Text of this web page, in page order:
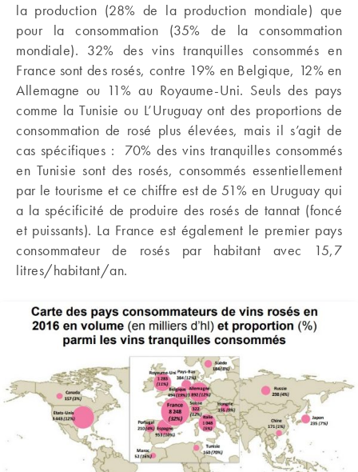
la production (28% de la production mondiale) que
pour la consommation (35% de la consommation
mondiale). 32% des vins tranquilles consommés en
France sont des rosés, contre 19% en Belgique, 12% en
Allemagne ou 11% au Royaume-Uni. Seuls des pays
comme la Tunisie ou L’Uruguay ont des proportions de
consommation de rosé plus élevées, mais il s’agit de
cas spécifiques : 70% des vins tranquilles consommés
en Tunisie sont des rosés, consommés essentiellement
par le tourisme et ce chiffre est de 51% en Uruguay qui
a la spécificité de produire des rosés de tannat (foncé
et puissants). La France est également le premier pays
consommateur de rosés par habitant avec 15,7
litres/habitant/an.